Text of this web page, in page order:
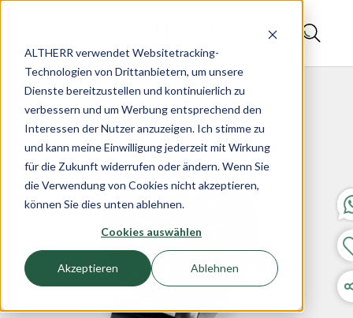
ALTHERR verwendet Websitetracking-
Technologien von Drittanbietern, um unsere
Dienste bereitzustellen und kontinuierlich zu
verbessern und um Werbung entsprechend den
Interessen der Nutzer anzuzeigen. Ich stimme zu
und kann meine Einwilligung jederzeit mit Wirkung
für die Zukunft widerrufen oder ändern. Wenn Sie
die Verwendung von Cookies nicht akzeptieren,
können Sie dies unten ablehnen.
Cookies auswählen
Akzeptieren Ablehnen